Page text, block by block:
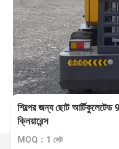
শিল্পের জন্য ছোট
ক্লিয়ারেন্স
MOQ：1 সেট